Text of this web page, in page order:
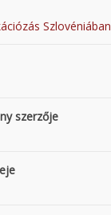
Szlovéniában
szerzője